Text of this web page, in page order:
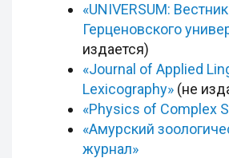
«UNIVERSUM: Вестник
Герценовского
издается)
«Journal of Applied
Lexicography» (не
«Physics of Complex
«Амурский
журнал»